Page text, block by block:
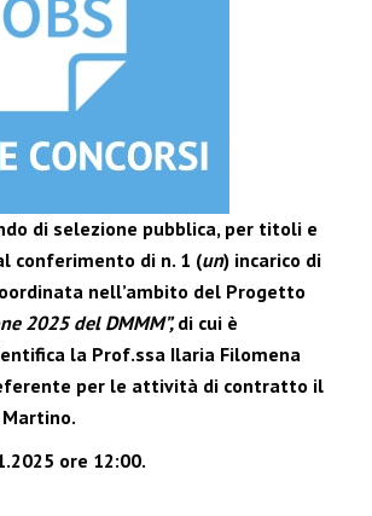
di selezione pubblica, per titoli e
conferimento di n. 1 (un) incarico di
nell’ambito del Progetto
2025 del DMMM”,di cui è
la Prof.ssa Ilaria Filomena
per le attività di contratto il
ore 12:00.